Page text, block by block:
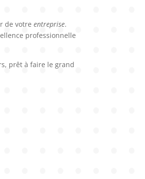
de votreentreprise.
professionnelle
prêt à faire le grand